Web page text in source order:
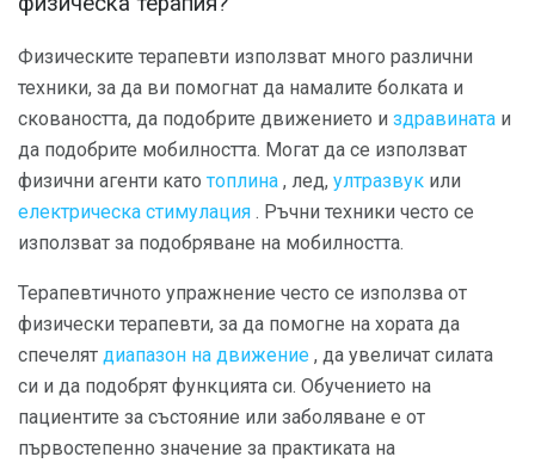
Физическите терапевти използват много различни
техники, за да ви помогнат да намалите болката и
сковаността, да подобрите движението и здравината и
да подобрите мобилността. Могат да се използват
физични агенти като топлина , лед, ултразвук или
електрическа стимулация . Ръчни техники често се
използват за подобряване на мобилността.
Терапевтичното упражнение често се използва от
физически терапевти, за да помогне на хората да
спечелят диапазон на движение , да увеличат силата
си и да подобрят функцията си. Обучението на
пациентите за състояние или заболяване е от
първостепенно значение за практиката на